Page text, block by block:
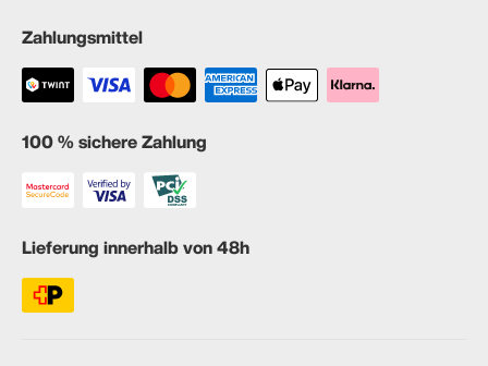
Zahlungsmittel
100 % sichere Zahlung
Lieferung innerhalb von 48h